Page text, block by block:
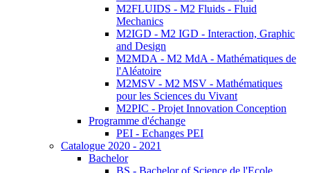
M2FLUIDS - M2 Fluids - Fluid
Mechanics
M2IGD - M2 IGD - Interaction, Graphic
and Design
M2MDA - M2 MdA - Mathématiques de
l'Aléatoire
M2MSV - M2 MSV - Mathématiques
pour les Sciences du Vivant
M2PIC - Projet Innovation Conception
Programme d'échange
PEI - Echanges PEI
Catalogue 2020 - 2021
Bachelor
BS - Bachelor of Science de l'Ecole